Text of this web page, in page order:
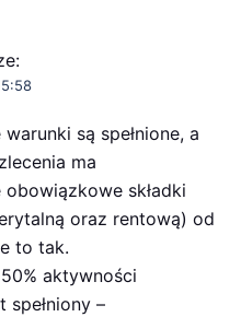
są spełnione, a
ma
składki
oraz rentową) od
to tak.
aktywności
spełniony –